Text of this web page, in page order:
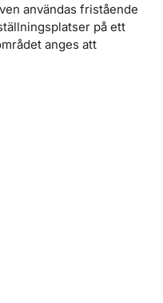
användas fristående
på ett
anges att